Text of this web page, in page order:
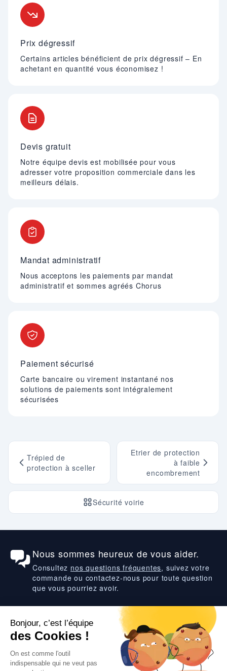
Prix dégressif
Certains articles bénéficient de prix dégressif – En
achetant en quantité vous économisez !
Devis gratuit
Notre équipe devis est mobilisée pour vous
adresser votre proposition commerciale dans les
meilleurs délais.
Mandat administratif
Nous acceptons les paiements par mandat
administratif et sommes agréés Chorus
Paiement sécurisé
Carte bancaire ou virement instantané nos
solutions de paiements sont intégralement
sécurisées
Trépied de
protection à sceller
Sécurité voirie
Etrier de protection
à faible
encombrement
Nous sommes heureux de vous aider.
Consultez nos questions fréquentes, suivez votre
commande ou contactez-nous pour toute question
que vous pourriez avoir.
Suivez-nous